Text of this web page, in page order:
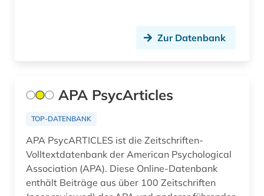
bekämpfung (1)
belletristik (2)
benedictus de spinoza (1)
Zur Datenbank
APA PsycArticles
TOP-DATENBANK
APA PsycARTICLES ist die Zeitschriften-
Volltextdatenbank der American Psychological
Association (APA). Diese Online-Datenbank
enthält Beiträge aus über 100 Zeitschriften